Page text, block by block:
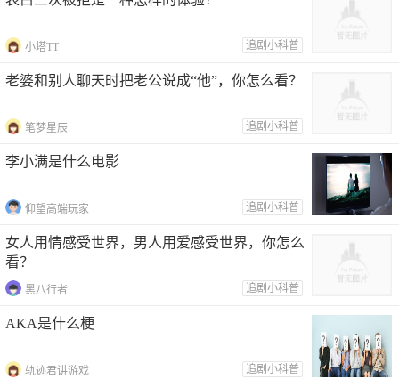
小塔TT 追剧小科普
老婆和别人聊天时把老公说成“他”，你怎么看？
笔梦星辰 追剧小科普
李小满是什么电影
仰望高端玩家 追剧小科普
女人用情感受世界，男人用爱感受世界，你怎么
看？
黑八行者 追剧小科普
AKA是什么梗
轨迹君讲游戏 追剧小科普